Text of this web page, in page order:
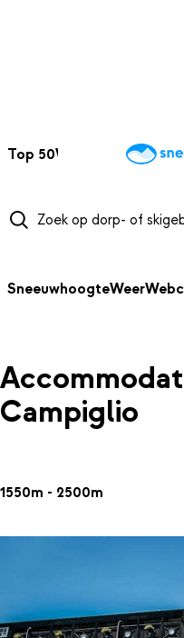
Top 50Webcams
SneeuwhoogteWeer
Campiglio
1550m - 2500m